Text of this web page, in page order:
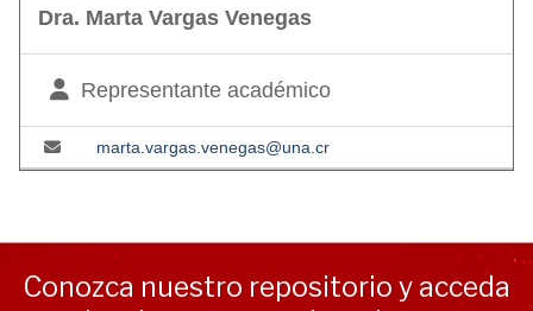
Dra. Marta Vargas Venegas
Representante académico
marta.vargas.venegas@una.cr
Conozca nuestro repositorio y acceda